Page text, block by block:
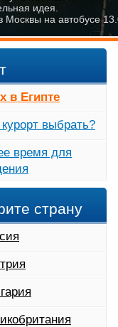
в Египте
выбрать?
время для
страну
идея.
Москвы на автобусе